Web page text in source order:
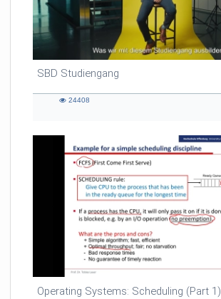
SBD Studiengang
02:00 duration
24408
Operating Systems: Scheduling (Part 1)
20:05 duration